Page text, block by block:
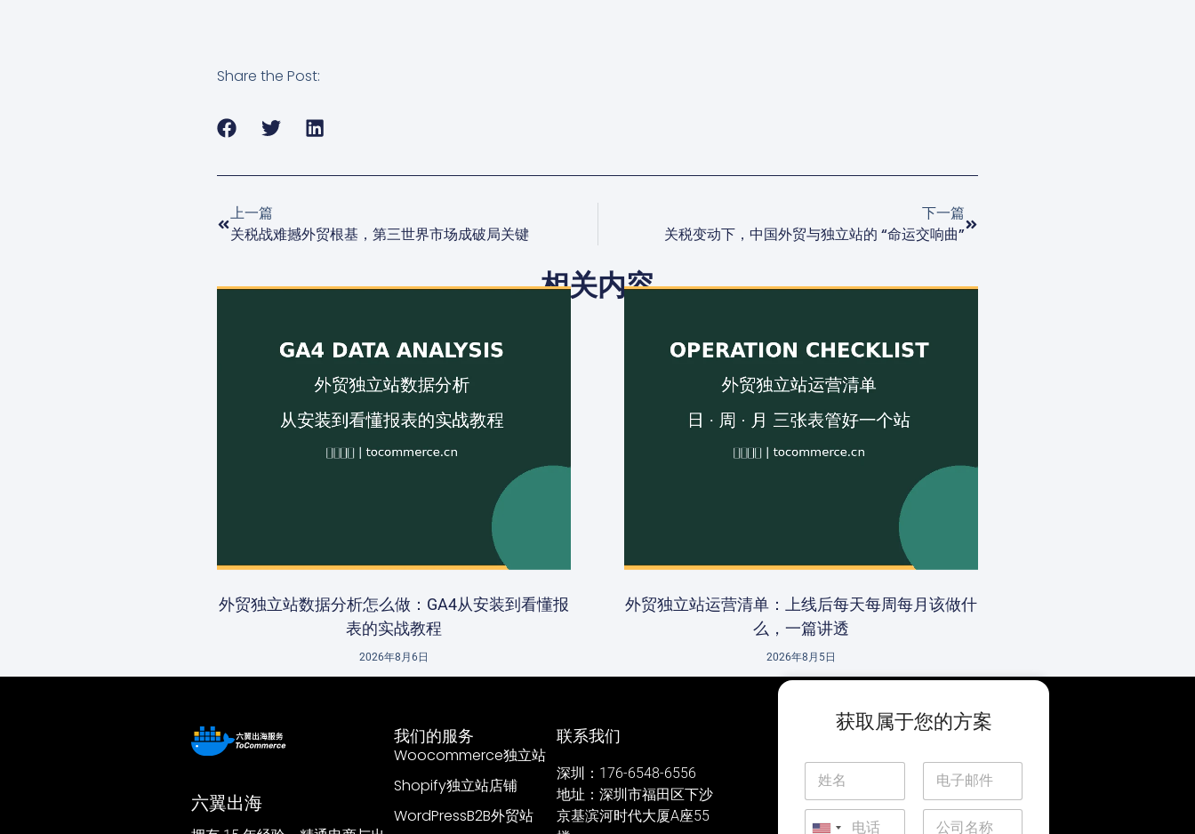
Share the Post:
上一篇
关税战难撼外贸根基，第三世界市场成破局关键
下一篇
关税变动下，中国外贸与独立站的 “命运交响曲”
相关内容
外贸独立站数据分析怎么做：GA4从安装到看懂报
表的实战教程
2026年8月6日
外贸独立站运营清单：上线后每天每周每月该做什
么，一篇讲透
2026年8月5日
六翼出海
我们的服务
Woocommerce独立站
Shopify独立站店铺
WordPressB2B外贸站
联系我们
深圳：176-6548-6556
地址：深圳市福田区下沙
京基滨河时代大厦A座55
获取属于您的方案